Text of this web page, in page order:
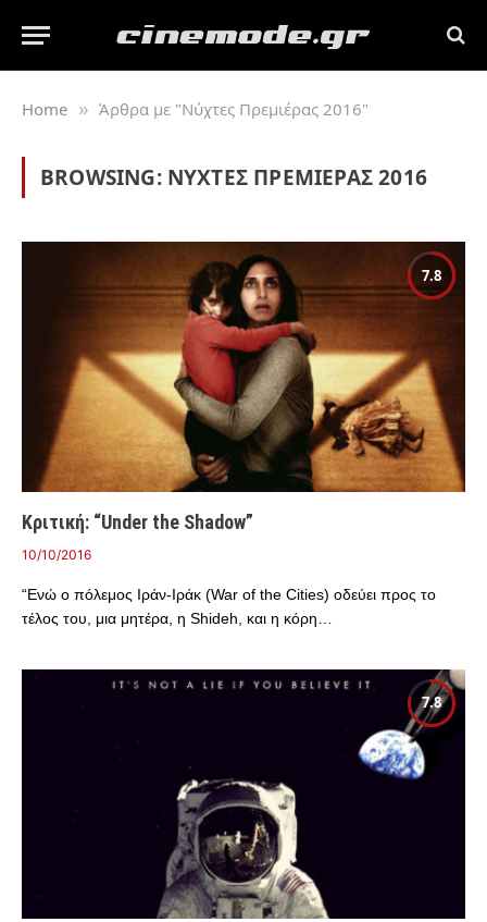
Home » Άρθρα με "Νύχτες Πρεμιέρας 2016"
BROWSING: ΝΎΧΤΕΣ ΠΡΕΜΙΈΡΑΣ 2016
7.8
Κριτική: “Under the Shadow”
10/10/2016
“Ενώ ο πόλεμος Ιράν-Ιράκ (War of the Cities) οδεύει προς το
τέλος του, μια μητέρα, η Shideh, και η κόρη…
7.8